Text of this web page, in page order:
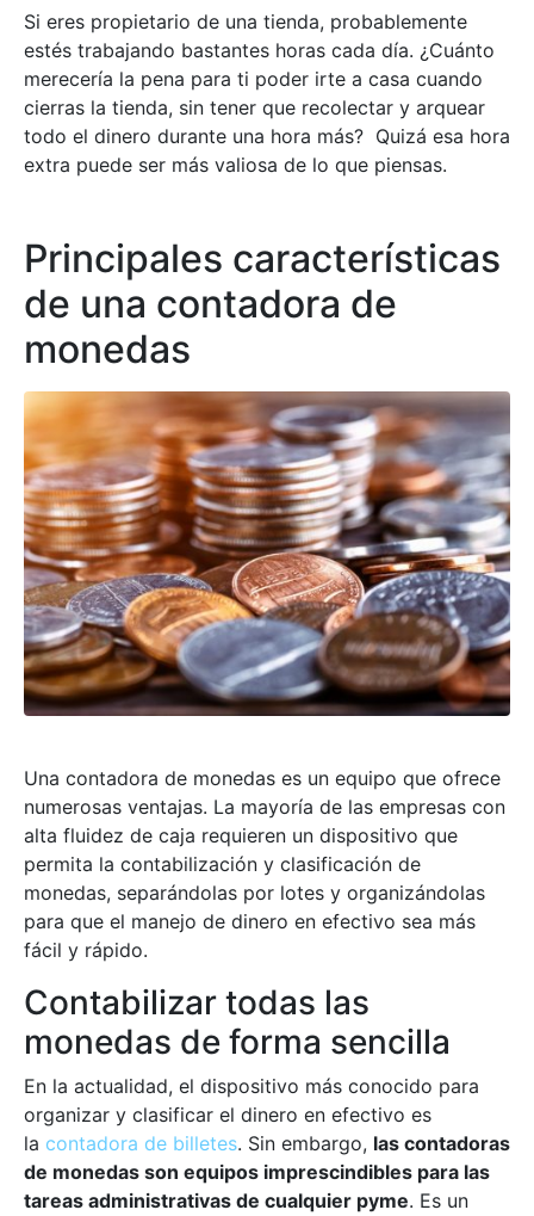
Si eres propietario de una tienda, probablemente
estés trabajando bastantes horas cada día. ¿Cuánto
merecería la pena para ti poder irte a casa cuando
cierras la tienda, sin tener que recolectar y arquear
todo el dinero durante una hora más? Quizá esa hora
extra puede ser más valiosa de lo que piensas.
Principales características
de una contadora de
monedas
Una contadora de monedas es un equipo que ofrece
numerosas ventajas. La mayoría de las empresas con
alta fluidez de caja requieren un dispositivo que
permita la contabilización y clasificación de
monedas, separándolas por lotes y organizándolas
para que el manejo de dinero en efectivo sea más
fácil y rápido.
Contabilizar todas las
monedas de forma sencilla
En la actualidad, el dispositivo más conocido para
organizar y clasificar el dinero en efectivo es
la contadora de billetes. Sin embargo, las contadoras
de monedas son equipos imprescindibles para las
tareas administrativas de cualquier pyme. Es un